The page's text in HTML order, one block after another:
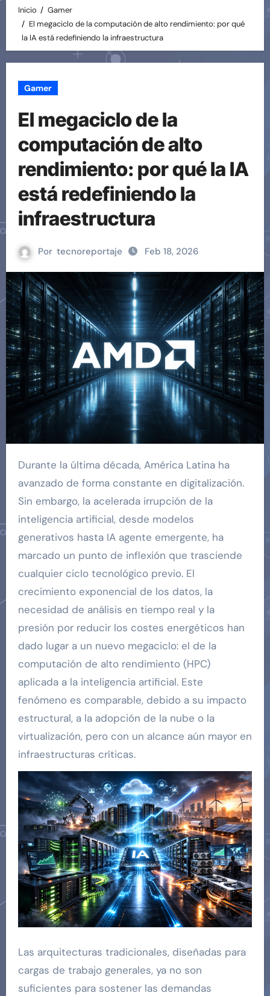
Inicio
Gamer
El megaciclo de la computación de alto rendimiento: por qué
la IA está redefiniendo la infraestructura
Gamer
El megaciclo de la
computación de alto
rendimiento: por qué la IA
está redefiniendo la
infraestructura
Por tecnoreportaje Feb 18, 2026
Durante la última década, América Latina ha
avanzado de forma constante en digitalización.
Sin embargo, la acelerada irrupción de la
inteligencia artificial, desde modelos
generativos hasta IA agente emergente, ha
marcado un punto de inflexión que trasciende
cualquier ciclo tecnológico previo. El
crecimiento exponencial de los datos, la
necesidad de análisis en tiempo real y la
presión por reducir los costes energéticos han
dado lugar a un nuevo megaciclo: el de la
computación de alto rendimiento (HPC)
aplicada a la inteligencia artificial. Este
fenómeno es comparable, debido a su impacto
estructural, a la adopción de la nube o la
virtualización, pero con un alcance aún mayor en
infraestructuras críticas.
Las arquitecturas tradicionales, diseñadas para
cargas de trabajo generales, ya no son
suficientes para sostener las demandas